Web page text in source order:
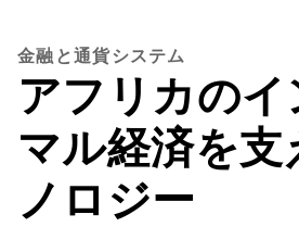
金融と通貨システム
アフリカの
マル経済を支
ノロジー